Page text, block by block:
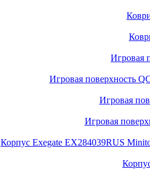
Игровая
Игровая поверхность
Игровая
Игровая
Корпус Exegate EX284039RUS